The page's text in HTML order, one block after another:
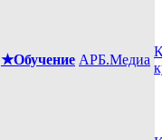
★Обучение АРБ.Медиа